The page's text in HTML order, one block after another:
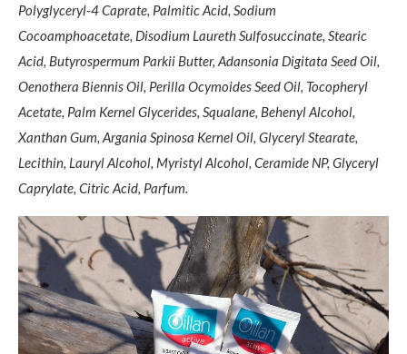
Polyglyceryl-4 Caprate, Palmitic Acid, Sodium
Cocoamphoacetate, Disodium Laureth Sulfosuccinate, Stearic
Acid, Butyrospermum Parkii Butter, Adansonia Digitata Seed Oil,
Oenothera Biennis Oil, Perilla Ocymoides Seed Oil, Tocopheryl
Acetate, Palm Kernel Glycerides, Squalane, Behenyl Alcohol,
Xanthan Gum, Argania Spinosa Kernel Oil, Glyceryl Stearate,
Lecithin, Lauryl Alcohol, Myristyl Alcohol, Ceramide NP, Glyceryl
Caprylate, Citric Acid, Parfum.